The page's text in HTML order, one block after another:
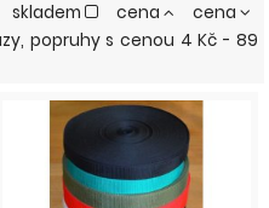
skladem cena
cena
popruhys cenou 4 Kč - 89